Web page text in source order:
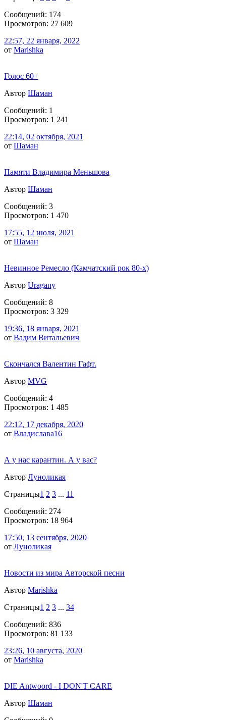
Сообщений: 174
Просмотров: 27 609
22:57, 22 января, 2022
от Marishka
Голос 60+
Автор Шаман
Сообщений: 1
Просмотров: 1 241
22:14, 02 октября, 2021
от Шаман
Памяти Владимира Меньшова
Автор Шаман
Сообщений: 3
Просмотров: 1 470
17:55, 12 июля, 2021
от Шаман
Невинное Ремесло (Камчатский рок 80-х)
Автор Uragany
Сообщений: 8
Просмотров: 3 329
19:36, 18 января, 2021
от Вадим Витальевич
Скончался Валентин Гафт.
Автор MVG
Сообщений: 4
Просмотров: 1 485
22:12, 17 декабря, 2020
от Владислава16
А у нас карантин. А у вас?
Автор Луноликая
Страницы1 2 3 ... 11
Сообщений: 274
Просмотров: 18 964
17:50, 13 сентября, 2020
от Луноликая
Новости из мира Авторской песни
Автор Marishka
Страницы1 2 3 ... 34
Сообщений: 836
Просмотров: 81 133
23:26, 10 августа, 2020
от Marishka
DIE Antwoord - I DON'T CARE
Автор Шаман